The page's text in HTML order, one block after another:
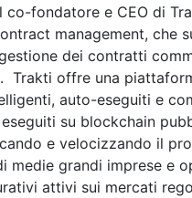
co-fondatore e CEO di
management, che
dei contratti
Trakti offre una
auto-eseguiti e
su blockchain
e velocizzando il
medie grandi imprese e
attivi sui mercati